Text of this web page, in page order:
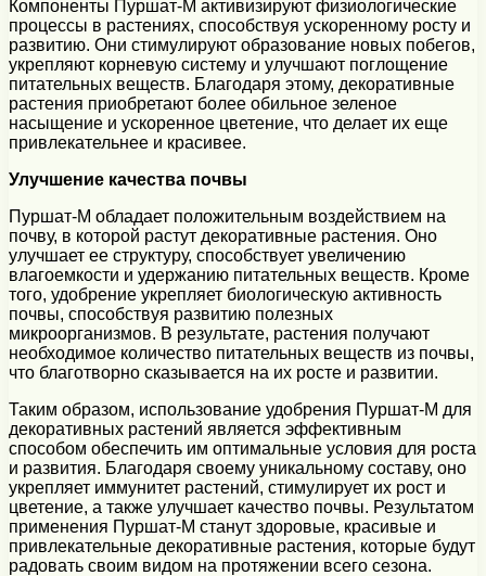
Компоненты Пуршат-М активизируют физиологические
процессы в растениях, способствуя ускоренному росту и
развитию. Они стимулируют образование новых побегов,
укрепляют корневую систему и улучшают поглощение
питательных веществ. Благодаря этому, декоративные
растения приобретают более обильное зеленое
насыщение и ускоренное цветение, что делает их еще
привлекательнее и красивее.
Улучшение качества почвы
Пуршат-М обладает положительным воздействием на
почву, в которой растут декоративные растения. Оно
улучшает ее структуру, способствует увеличению
влагоемкости и удержанию питательных веществ. Кроме
того, удобрение укрепляет биологическую активность
почвы, способствуя развитию полезных
микроорганизмов. В результате, растения получают
необходимое количество питательных веществ из почвы,
что благотворно сказывается на их росте и развитии.
Таким образом, использование удобрения Пуршат-М для
декоративных растений является эффективным
способом обеспечить им оптимальные условия для роста
и развития. Благодаря своему уникальному составу, оно
укрепляет иммунитет растений, стимулирует их рост и
цветение, а также улучшает качество почвы. Результатом
применения Пуршат-М станут здоровые, красивые и
привлекательные декоративные растения, которые будут
радовать своим видом на протяжении всего сезона.